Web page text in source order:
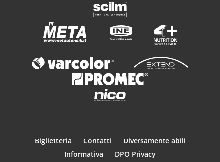
Biglietteria Contatti
Diversamente abili
Informativa
DPO Privacy